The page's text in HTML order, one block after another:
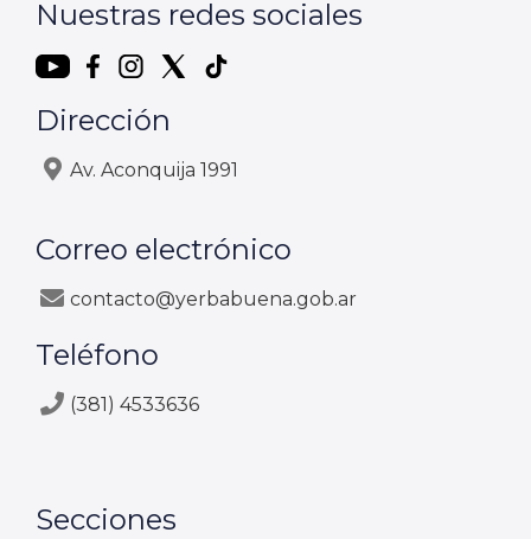
Nuestras redes sociales
Dirección
Av. Aconquija 1991
Correo electrónico
contacto@yerbabuena.gob.ar
Teléfono
(381) 4533636
Secciones